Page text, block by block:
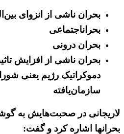
بحران ناشی از انزوای
بحراناجتماعی
بحران درونی
بحران ناشی از افزایش
دموکراتیک رژیم یعنی
سازمان‌یافته
لاریجانی در صحبت‌هایش به
بحرانها اشاره کرد و گفت: